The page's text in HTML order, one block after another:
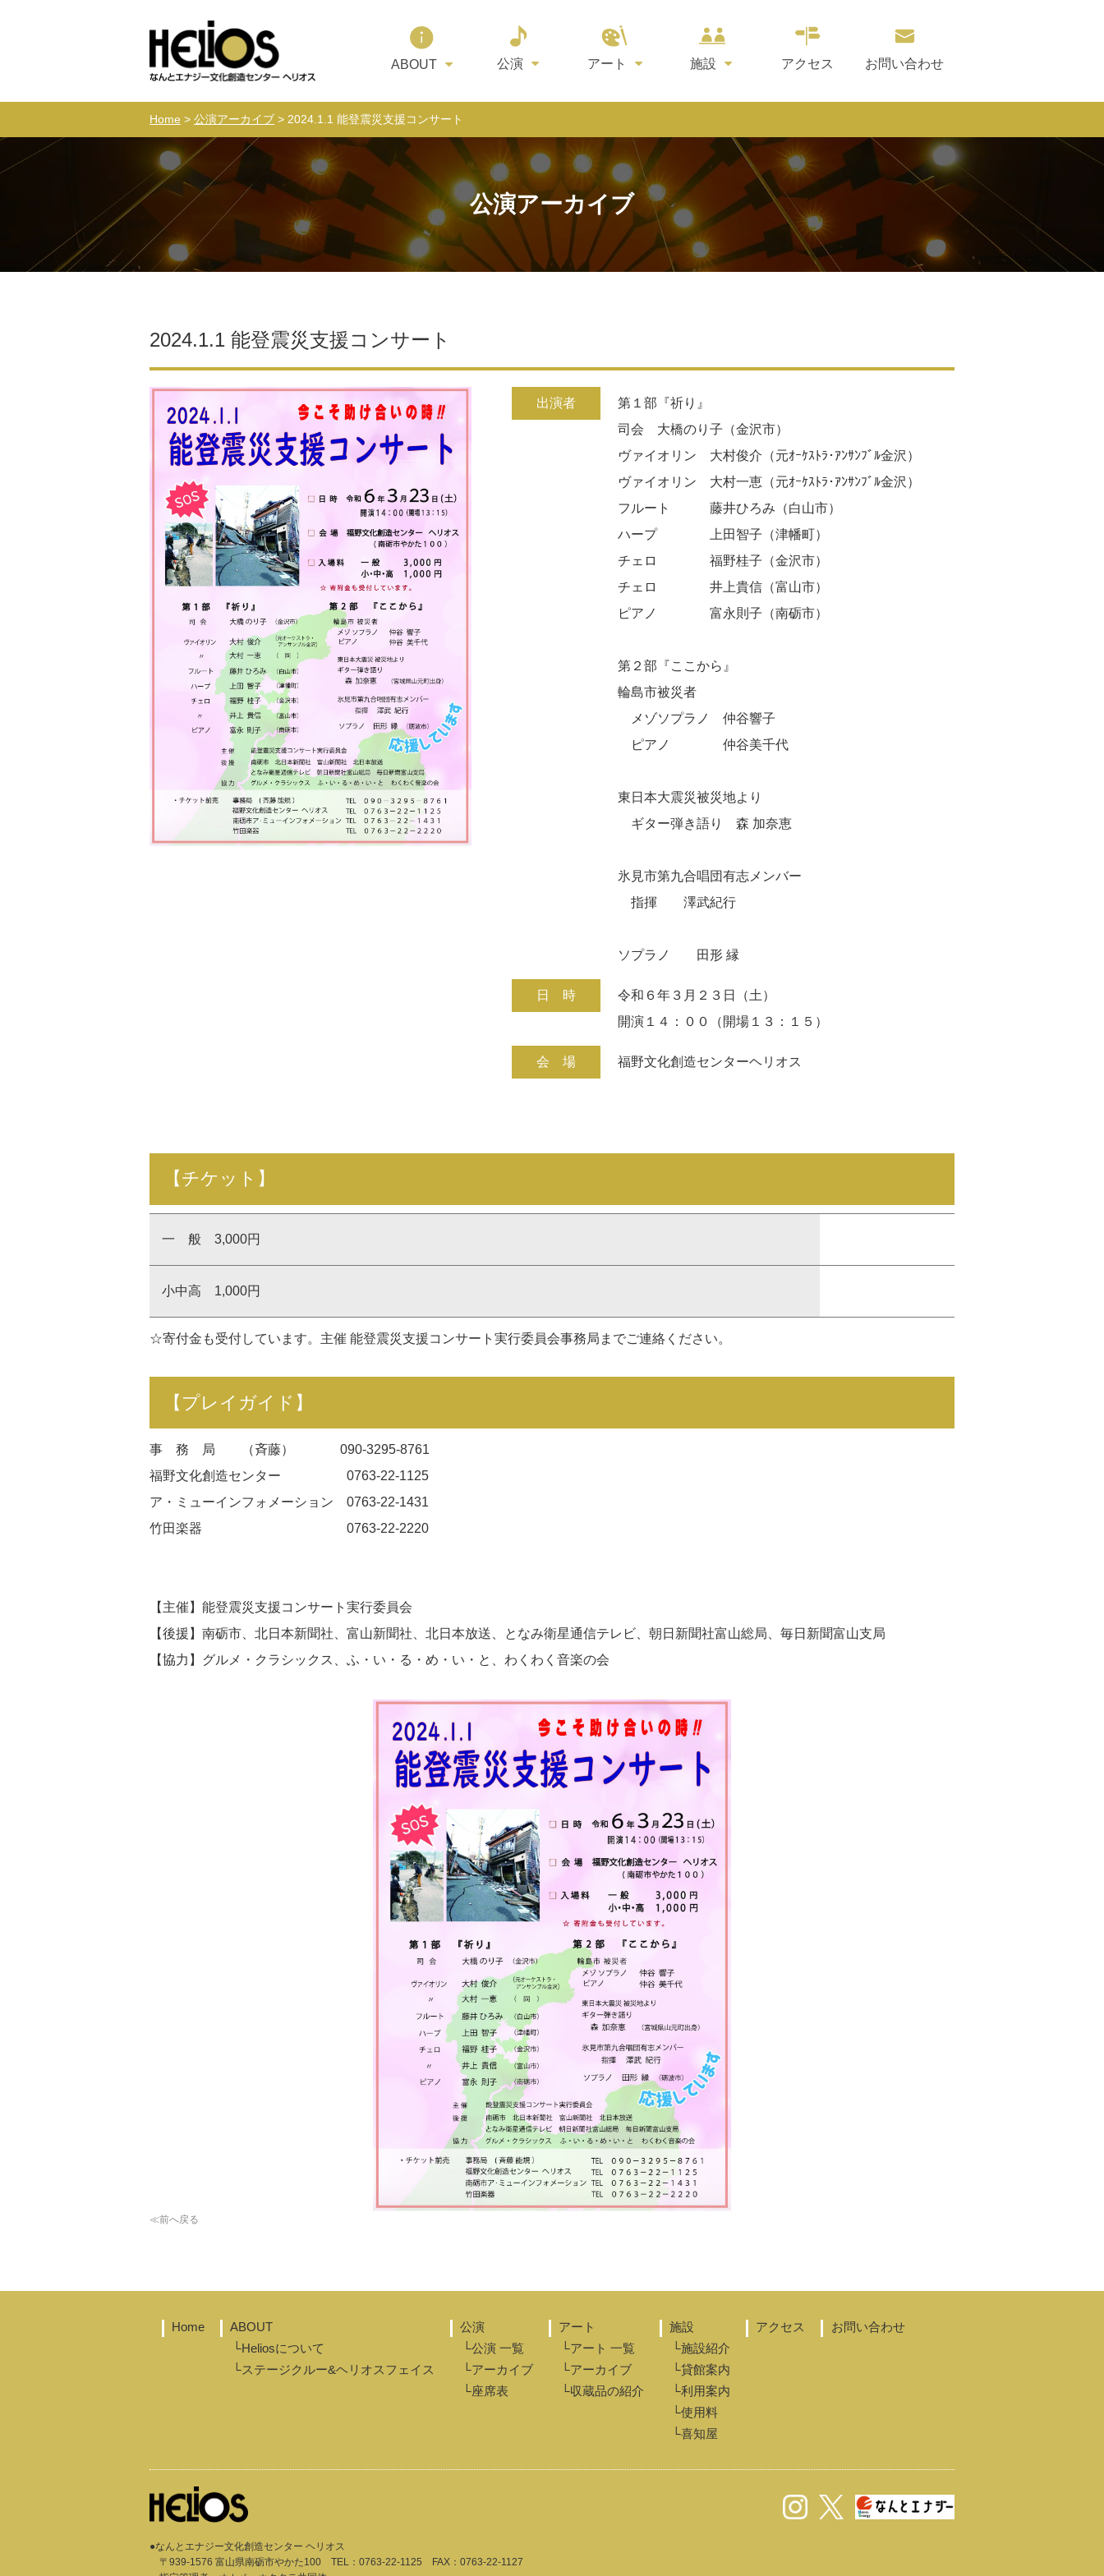
ABOUT 公演 アート 施設 アクセス お問い合わせ
Home > 公演アーカイブ > 2024.1.1 能登震災支援コンサート
公演アーカイブ
2024.1.1 能登震災支援コンサート
出演者
第１部『祈り』
司会 大橋のり子（金沢市）
ヴァイオリン 大村俊介（元ｵｰｹｽﾄﾗ･ｱﾝｻﾝﾌﾞﾙ金沢）
ヴァイオリン 大村一恵（元ｵｰｹｽﾄﾗ･ｱﾝｻﾝﾌﾞﾙ金沢）
フルート 藤井ひろみ（白山市）
ハープ 上田智子（津幡町）
チェロ 福野桂子（金沢市）
チェロ 井上貴信（富山市）
ピアノ 富永則子（南砺市）
第２部『ここから』
輪島市被災者
メゾソプラノ 仲谷響子
ピアノ 仲谷美千代
東日本大震災被災地より
ギター弾き語り 森 加奈恵
氷見市第九合唱団有志メンバー
指揮 澤武紀行
ソプラノ 田形 縁
日 時
令和６年３月２３日（土）
開演１４：００（開場１３：１５）
会 場 福野文化創造センターヘリオス
【 チケット 】
一 般 3,000円
小中高 1,000円
☆寄付金も受付しています。主催 能登震災支援コンサート実行委員会事務局までご連絡ください。
【プレイガイド】
事 務 局 （斉藤） 090-3295-8761
福野文化創造センター 0763-22-1125
ア・ミューインフォメーション 0763-22-1431
竹田楽器 0763-22-2220
【主催】能登震災支援コンサート実行委員会
【後援】南砺市、北日本新聞社、富山新聞社、北日本放送、となみ衛星通信テレビ、朝日新聞社富山総局、毎日新聞富山支局
【協力】グルメ・クラシックス、ふ・い・る・め・い・と、わくわく音楽の会
≪前へ戻る
Home ABOUT
└Heliosについて
└ステージクルー&ヘリオスフェイス
公演
└公演 一覧
└アーカイブ
└座席表
アート
└アート 一覧
└アーカイブ
└収蔵品の紹介
施設
└施設紹介
└貸館案内
└利用案内
└使用料
└喜知屋
アクセス お問い合わせ
●なんとエナジー文化創造センター ヘリオス
〒939-1576 富山県南砺市やかた100 TEL： 0763-22-1125
FAX：0763-22-1127